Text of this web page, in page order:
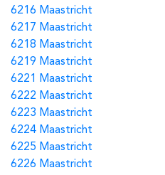
6216 Maastricht
6217 Maastricht
6218 Maastricht
6219 Maastricht
6221 Maastricht
6222 Maastricht
6223 Maastricht
6224 Maastricht
6225 Maastricht
6226 Maastricht